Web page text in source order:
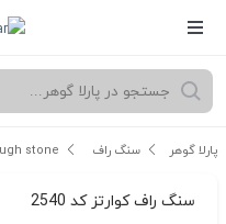
پارلا گوهر سنگ راف Rough stone
سنگ راف کوارتز کد 2540